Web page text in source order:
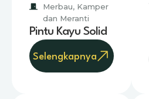
Merbau, Kamper
dan Meranti
Pintu Kayu Solid
Selengkapnya